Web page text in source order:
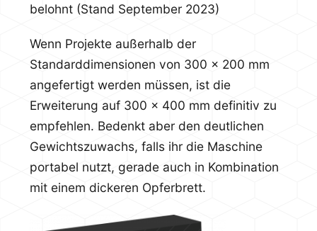
belohnt (Stand September 2023)
Wenn Projekte außerhalb der
Standarddimensionen von 300 x 200 mm
angefertigt werden müssen, ist die
Erweiterung auf 300 x 400 mm definitiv zu
empfehlen. Bedenkt aber den deutlichen
Gewichtszuwachs, falls ihr die Maschine
portabel nutzt, gerade auch in Kombination
mit einem dickeren Opferbrett.